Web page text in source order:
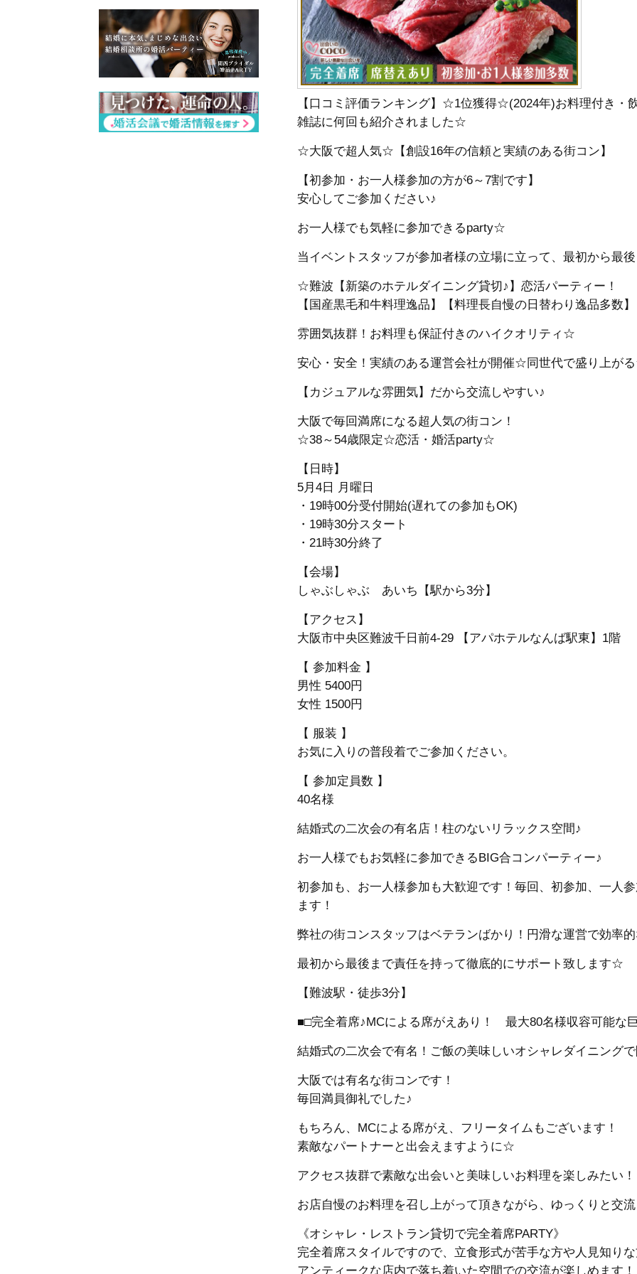
【口コミ評価ランキング】☆1位獲得☆(2024年)お料理付き・
雑誌に何回も紹介されました☆
☆大阪で超人気☆【創設16年の信頼と実績のある街コン】
【初参加・お一人様参加の方が6～7割です】
安心してご参加ください♪
お一人様でも気軽に参加できるparty☆
当イベントスタッフが参加者様の立場に立って、最初から最
☆難波【新築のホテルダイニング貸切♪】恋活パーティー！
【国産黒毛和牛料理逸品】【料理長自慢の日替わり逸品多数】
雰囲気抜群！お料理も保証付きのハイクオリティ☆
安心・安全！実績のある運営会社が開催☆同世代で盛り上が
【カジュアルな雰囲気】だから交流しやすい♪
大阪で毎回満席になる超人気の街コン！
☆38～54歳限定☆恋活・婚活party☆
【日時】
5月4日 月曜日
・19時00分受付開始(遅れての参加もOK)
・19時30分スタート
・21時30分終了
【会場】
しゃぶしゃぶ あいち【駅から3分】
【アクセス】
大阪市中央区難波千日前4-29 【アパホテルなんば駅東】1階
【 参加料金 】
男性 5400円
女性 1500円
【 服装 】
お気に入りの普段着でご参加ください。
【 参加定員数 】
40名様
結婚式の二次会の有名店！柱のないリラックス空間♪
お一人様でもお気軽に参加できるBIG合コンパーティー♪
初参加も、お一人様参加も大歓迎です！毎回、初参加、一人
ます！
弊社の街コンスタッフはベテランばかり！円滑な運営で効率
最初から最後まで責任を持って徹底的にサポート致します☆
【難波駅・徒歩3分】
■□完全着席♪MCによる席がえあり！ 最大80名様収容可能な
結婚式の二次会で有名！ご飯の美味しいオシャレダイニング
大阪では有名な街コンです！
毎回満員御礼でした♪
もちろん、MCによる席がえ、フリータイムもございます！
素敵なパートナーと出会えますように☆
アクセス抜群で素敵な出会いと美味しいお料理を楽しみたい
お店自慢のお料理を召し上がって頂きながら、ゆっくりと交
《オシャレ・レストラン貸切で完全着席PARTY》
完全着席スタイルですので、立食形式が苦手な方や人見知り
アンティークな店内で落ち着いた空間での交流が楽しめます！